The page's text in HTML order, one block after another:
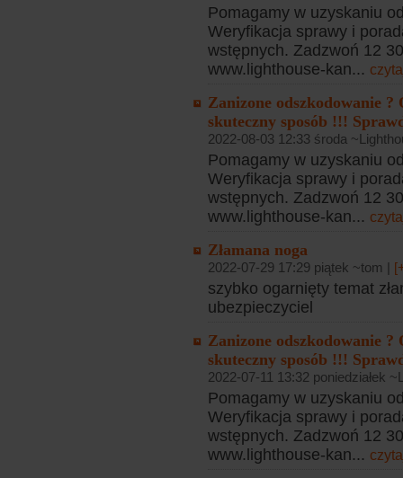
Pomagamy w uzyskaniu
Weryfikacja sprawy i
wstępnych. Zadzwoń 12
www.lighthouse-kan...
Zanizone odszkodowanie ?
skuteczny sposób !!!
2022-08-03 12:33 środa
Pomagamy w uzyskaniu
Weryfikacja sprawy i
wstępnych. Zadzwoń 12
www.lighthouse-kan...
Złamana noga
2022-07-29 17:29 piątek ~tom |
szybko ogarnięty temat
ubezpieczyciel
Zanizone odszkodowanie ?
skuteczny sposób !!!
2022-07-11 13:32 poniedziałek
Pomagamy w uzyskaniu
Weryfikacja sprawy i
wstępnych. Zadzwoń 12
www.lighthouse-kan...